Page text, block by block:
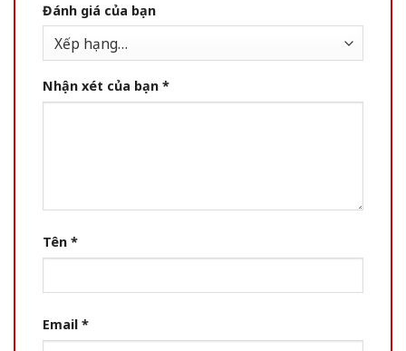
Đánh giá của bạn
Nhận xét của bạn *
Tên *
Email *